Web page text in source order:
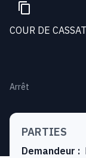
COUR DE
Arrêt
PARTIES
Demandeur :